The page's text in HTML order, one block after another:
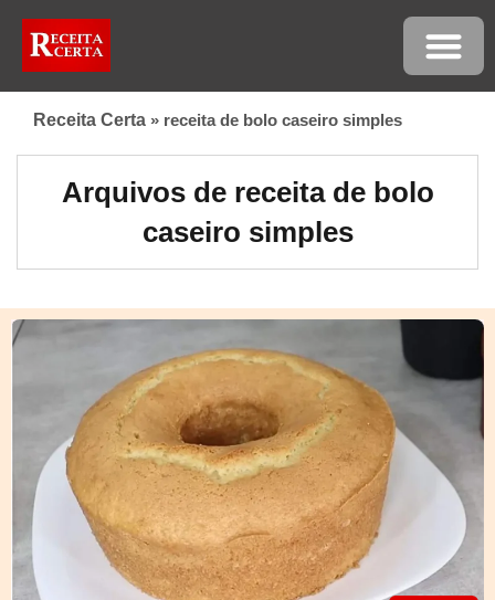
Receita Certa » receita de bolo caseiro simples
Arquivos de receita de bolo
caseiro simples